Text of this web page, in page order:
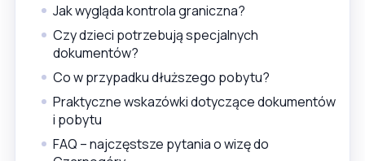
Jak wygląda kontrola graniczna?
Czy dzieci potrzebują specjalnych
dokumentów?
Co w przypadku dłuższego pobytu?
Praktyczne wskazówki dotyczące dokumentów
i pobytu
FAQ – najczęstsze pytania o wizę do